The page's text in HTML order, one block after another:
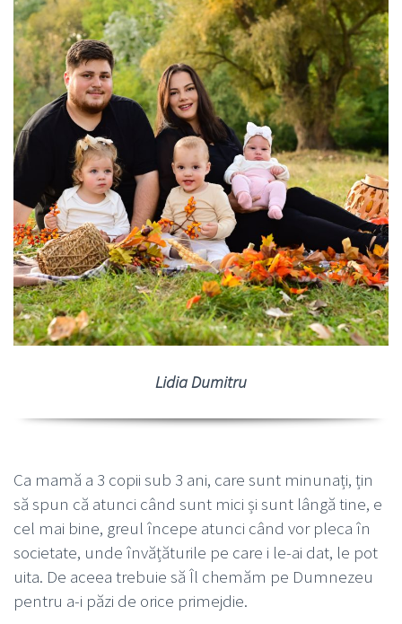
Lidia Dumitru
Ca mamă a 3 copii sub 3 ani, care sunt minunați, țin
să spun că atunci când sunt mici și sunt lângă tine, e
cel mai bine, greul începe atunci când vor pleca în
societate, unde învățăturile pe care i le-ai dat, le pot
uita. De aceea trebuie să Îl chemăm pe Dumnezeu
pentru a-i păzi de orice primejdie.